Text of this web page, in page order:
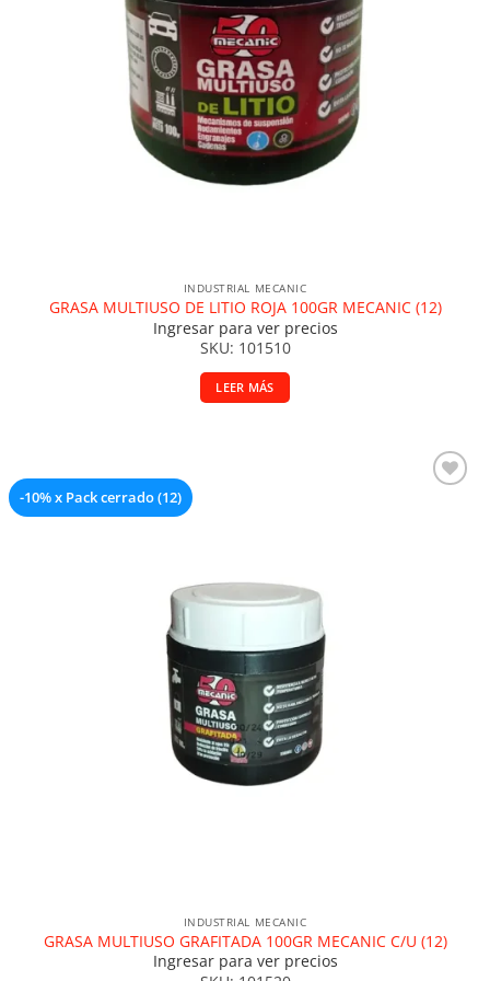
INDUSTRIAL MECANIC
GRASA MULTIUSO DE LITIO ROJA 100GR MECANIC (12)
Ingresar para ver precios
SKU: 101510
LEER MÁS
-10% x Pack cerrado (12)
INDUSTRIAL MECANIC
GRASA MULTIUSO GRAFITADA 100GR MECANIC C/U (12)
Ingresar para ver precios